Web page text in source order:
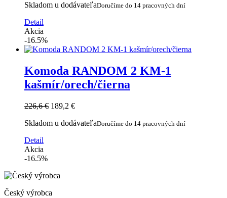
Skladom u dodávateľaDoručíme do 14 pracovných dní
Detail
Akcia
-16.5%
Komoda RANDOM 2 KM-1
kašmír/orech/čierna
226,6 € 189,2 €
Skladom u dodávateľaDoručíme do 14 pracovných dní
Detail
Akcia
-16.5%
Český výrobca